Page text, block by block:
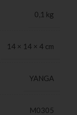
0,1 kg
14 × 14 × 4 cm
YANGA
M0305